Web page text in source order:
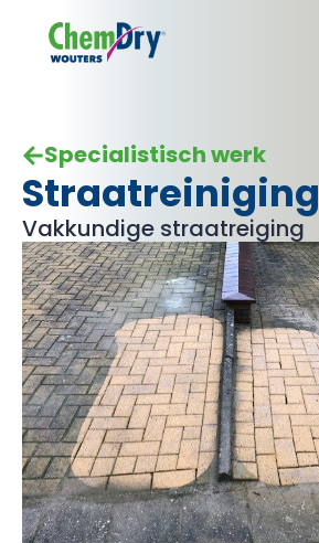
Specialistisch werk
Straatreiniging
Vakkundige straatreiging